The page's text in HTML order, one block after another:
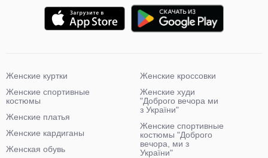
Женские куртки
Женские спортивные
костюмы
Женские платья
Женские кардиганы
Женская обувь
Женские кроссовки
Женские худи
"Доброго вечора ми
з України"
Женские спортивные
костюмы "Доброго
вечора, ми з
України"